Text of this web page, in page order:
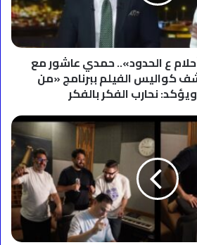
ع الحدود».. حمدي عاشور مع
كواليس الفيلم ببرنامج «من
نحارب الفكر بالفكر